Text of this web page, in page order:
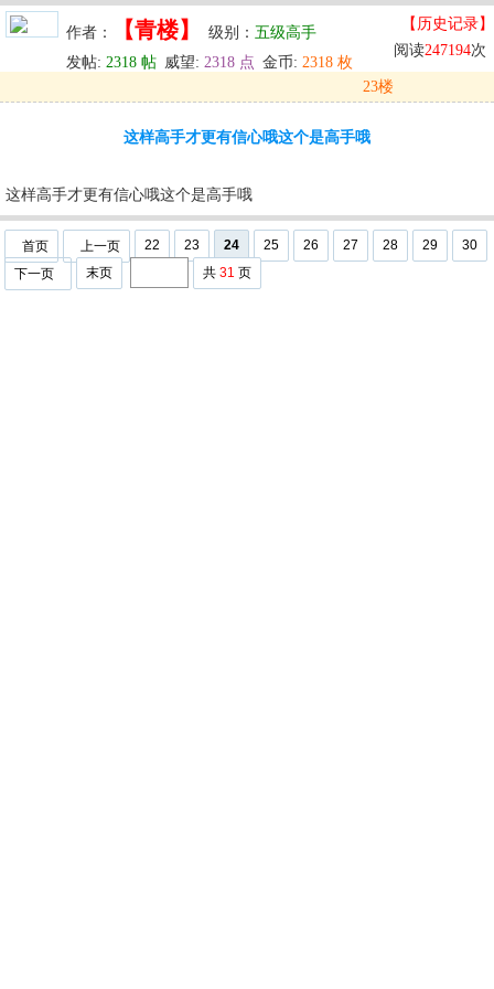
作者： 【青楼】 级别： 五级高手
发帖: 2318 帖 威望: 2318 点 金币: 2318 枚
【历史记录】
阅读247194次
23楼
这样高手才更有信心哦这个是高手哦
这样高手才更有信心哦这个是高手哦
首页 上一页 22 23 24 25 26 27 28 29
30
下一页
末页 共 31 页